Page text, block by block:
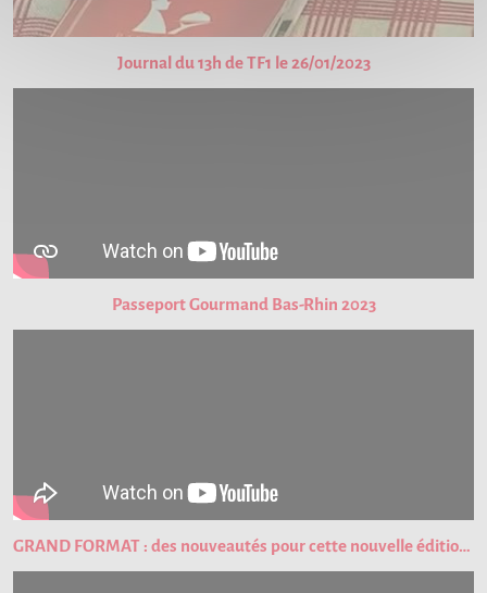
Journal du 13h de TF1 le 26/01/2023
Passeport Gourmand Bas-Rhin 2023
GRAND FORMAT : des nouveautés pour cette nouvelle édition du Passeport Gourmand !